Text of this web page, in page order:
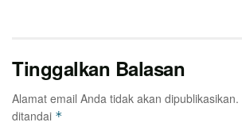
Tinggalkan Balasan
Alamat email Anda tidak akan dipublikasikan.
ditandai *